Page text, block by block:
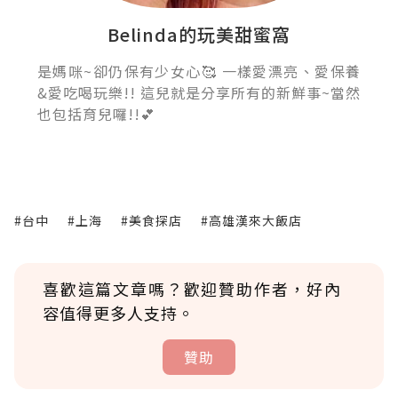
Belinda的玩美甜蜜窩
是媽咪~卻仍保有少女心🥰 一樣愛漂亮、愛保養
&愛吃喝玩樂!! 這兒就是分享所有的新鮮事~當然
也包括育兒囉!!💕
#台中 #上海 #美食探店 #高雄漢來大飯店
喜歡這篇文章嗎？歡迎贊助作者，好內
容值得更多人支持。
贊助